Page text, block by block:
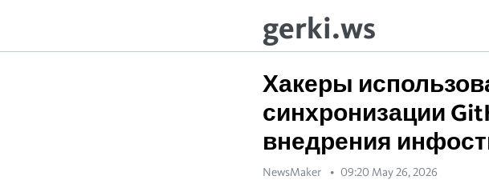
gerki.ws
Хакеры
синхронизации
внедрения
NewsMaker 09:20 May 26, 2026